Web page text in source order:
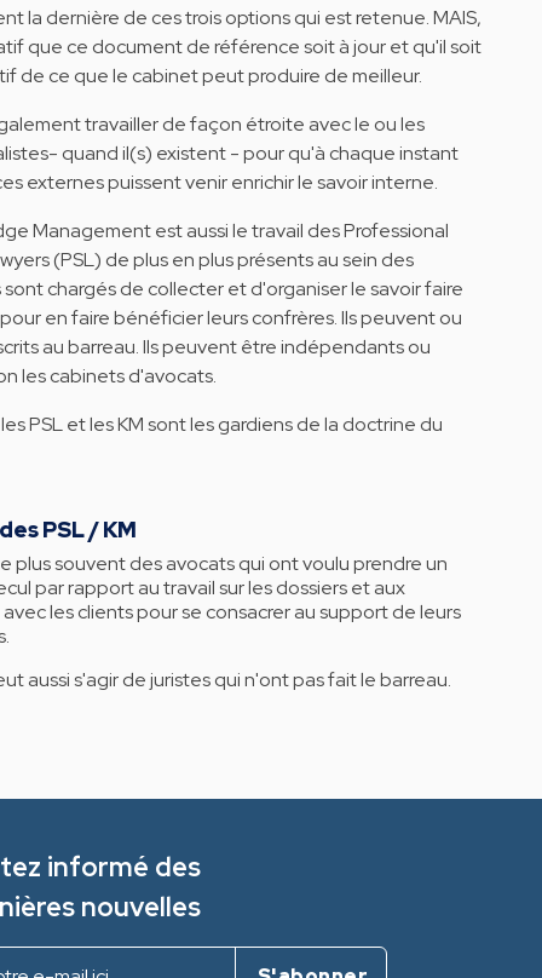
la dernière de ces trois options qui est retenue. MAIS,
que ce document de référence soit à jour et qu'il soit
de ce que le cabinet peut produire de meilleur.
travailler de façon étroite avec le ou les
quand il(s) existent - pour qu'à chaque instant
externes puissent venir enrichir le savoir interne.
Management est aussi le travail des Professional
(PSL) de plus en plus présents au sein des
sont chargés de collecter et d'organiser le savoir faire
en faire bénéficier leurs confrères. Ils peuvent ou
au barreau. Ils peuvent être indépendants ou
les cabinets d'avocats.
PSL et les KM sont les gardiens de la doctrine du
PSL / KM
plus souvent des avocats qui ont voulu prendre un
par rapport au travail sur les dossiers et aux
les clients pour se consacrer au support de leurs
aussi s'agir de juristes qui n'ont pas fait le barreau.
informé des
nouvelles